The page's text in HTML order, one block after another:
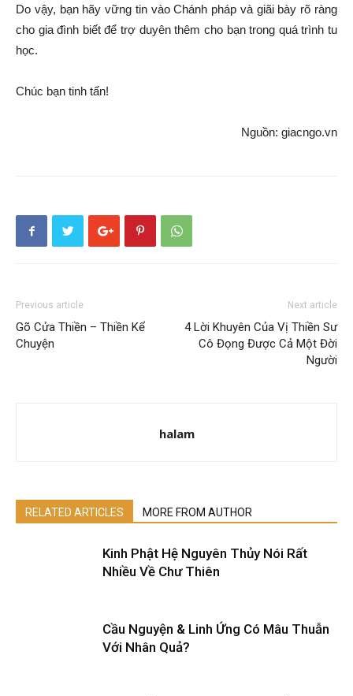
Do vậy, bạn hãy vững tin vào Chánh pháp và giãi bày rõ ràng
cho gia đình biết để trợ duyên thêm cho bạn trong quá trình tu
học.
Chúc bạn tinh tấn!
Nguồn: giacngo.vn
Previous article
Gõ Cửa Thiền – Thiền Kể
Chuyện
Next article
4 Lời Khuyên Của Vị Thiền Sư
Cô Đọng Được Cả Một Đời
Người
halam
RELATED ARTICLES MORE FROM AUTHOR
Kinh Phật Hệ Nguyên Thủy Nói Rất
Nhiều Về Chư Thiên
Cầu Nguyện & Linh Ứng Có Mâu Thuẫn
Với Nhân Quả?